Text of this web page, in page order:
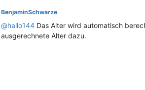
BenjaminSchwarze
@hallo144 Das Alter wird automatisch
ausgerechnete Alter dazu.